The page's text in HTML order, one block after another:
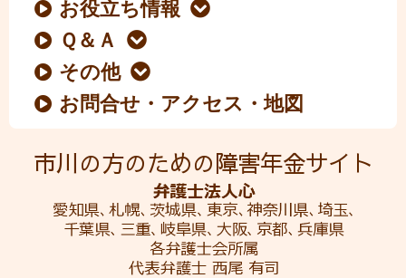
お役立ち情報
Ｑ＆Ａ
その他
お問合せ・アクセス・地図
市川の方のための障害年金サイト